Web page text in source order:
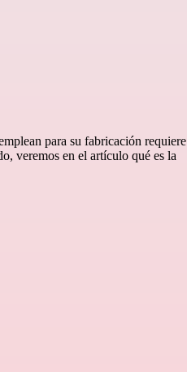
para su fabricación requiere
veremos en el artículo qué es la